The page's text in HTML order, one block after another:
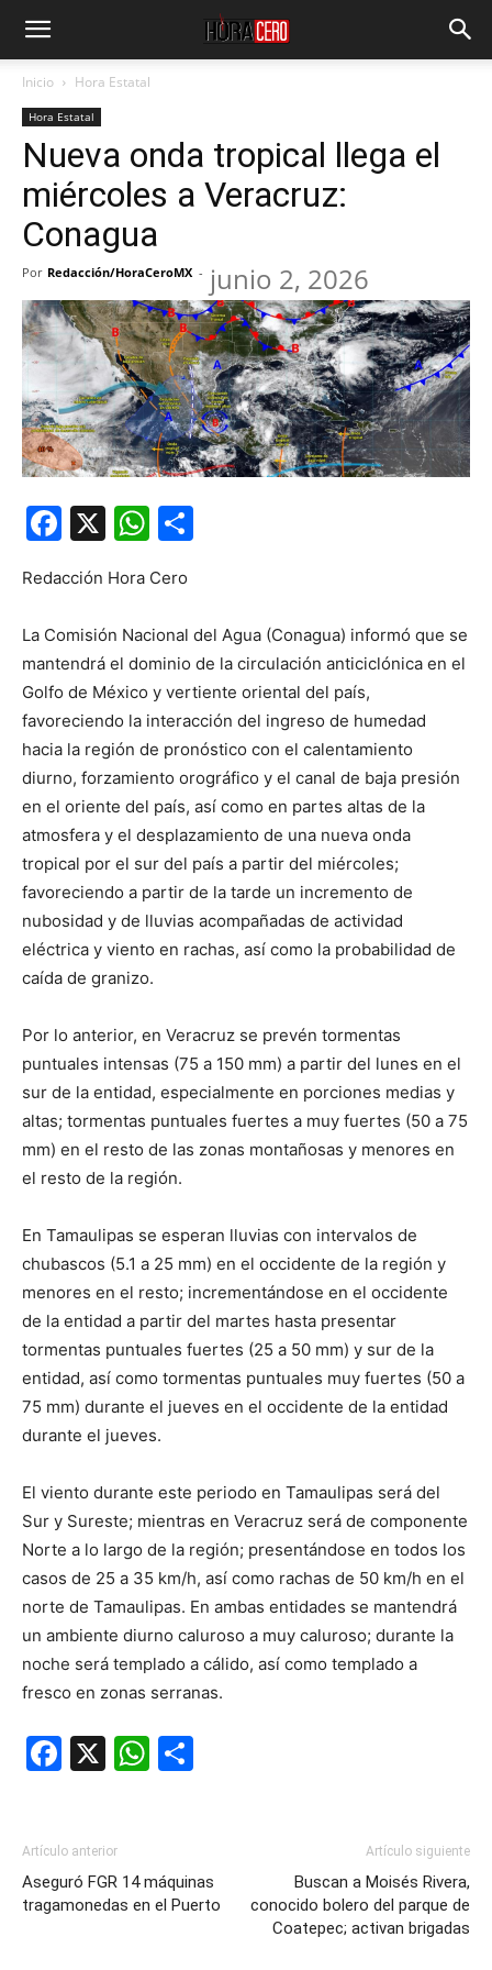
Inicio Hora Estatal
Hora Estatal
Nueva onda tropical llega el
miércoles a Veracruz:
Conagua
Por Redacción/HoraCeroMX - junio 2, 2026
Facebook
X WhatsApp
Redacción Hora Cero
La Comisión Nacional del Agua (Conagua) informó que se
mantendrá el dominio de la circulación anticiclónica en el
Golfo de México y vertiente oriental del país,
favoreciendo la interacción del ingreso de humedad
hacia la región de pronóstico con el calentamiento
diurno, forzamiento orográfico y el canal de baja presión
en el oriente del país, así como en partes altas de la
atmosfera y el desplazamiento de una nueva onda
tropical por el sur del país a partir del miércoles;
favoreciendo a partir de la tarde un incremento de
nubosidad y de lluvias acompañadas de actividad
eléctrica y viento en rachas, así como la probabilidad de
caída de granizo.
Por lo anterior, en Veracruz se prevén tormentas
puntuales intensas (75 a 150 mm) a partir del lunes en el
sur de la entidad, especialmente en porciones medias y
altas; tormentas puntuales fuertes a muy fuertes (50 a 75
mm) en el resto de las zonas montañosas y menores en
el resto de la región.
En Tamaulipas se esperan lluvias con intervalos de
chubascos (5.1 a 25 mm) en el occidente de la región y
menores en el resto; incrementándose en el occidente
de la entidad a partir del martes hasta presentar
tormentas puntuales fuertes (25 a 50 mm) y sur de la
entidad, así como tormentas puntuales muy fuertes (50 a
75 mm) durante el jueves en el occidente de la entidad
durante el jueves.
El viento durante este periodo en Tamaulipas será del
Sur y Sureste; mientras en Veracruz será de componente
Norte a lo largo de la región; presentándose en todos los
casos de 25 a 35 km/h, así como rachas de 50 km/h en el
norte de Tamaulipas. En ambas entidades se mantendrá
un ambiente diurno caluroso a muy caluroso; durante la
noche será templado a cálido, así como templado a
fresco en zonas serranas.
Facebook
X WhatsApp
Artículo anterior
Aseguró FGR 14 máquinas
tragamonedas en el Puerto
Artículo siguiente
Buscan a Moisés Rivera,
conocido bolero del parque de
Coatepec; activan brigadas